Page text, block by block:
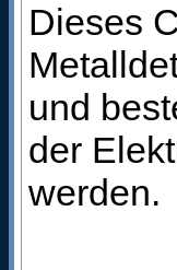
Dieses
und
der
werden.